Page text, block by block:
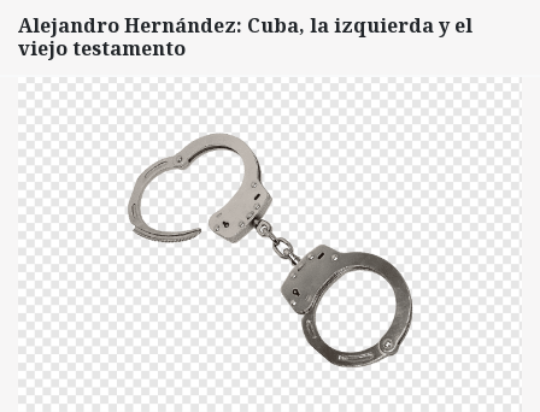
Alejandro Hernández: Cuba, la izquierda y el
viejo testamento